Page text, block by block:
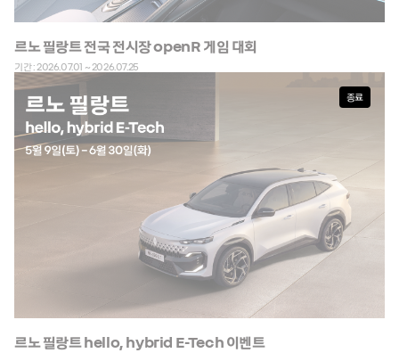
르노 필랑트 전국 전시장 openR 게임 대회
기간 : 2026.07.01 ~ 2026.07.25
종료
르노 필랑트 hello, hybrid E-Tech 이벤트